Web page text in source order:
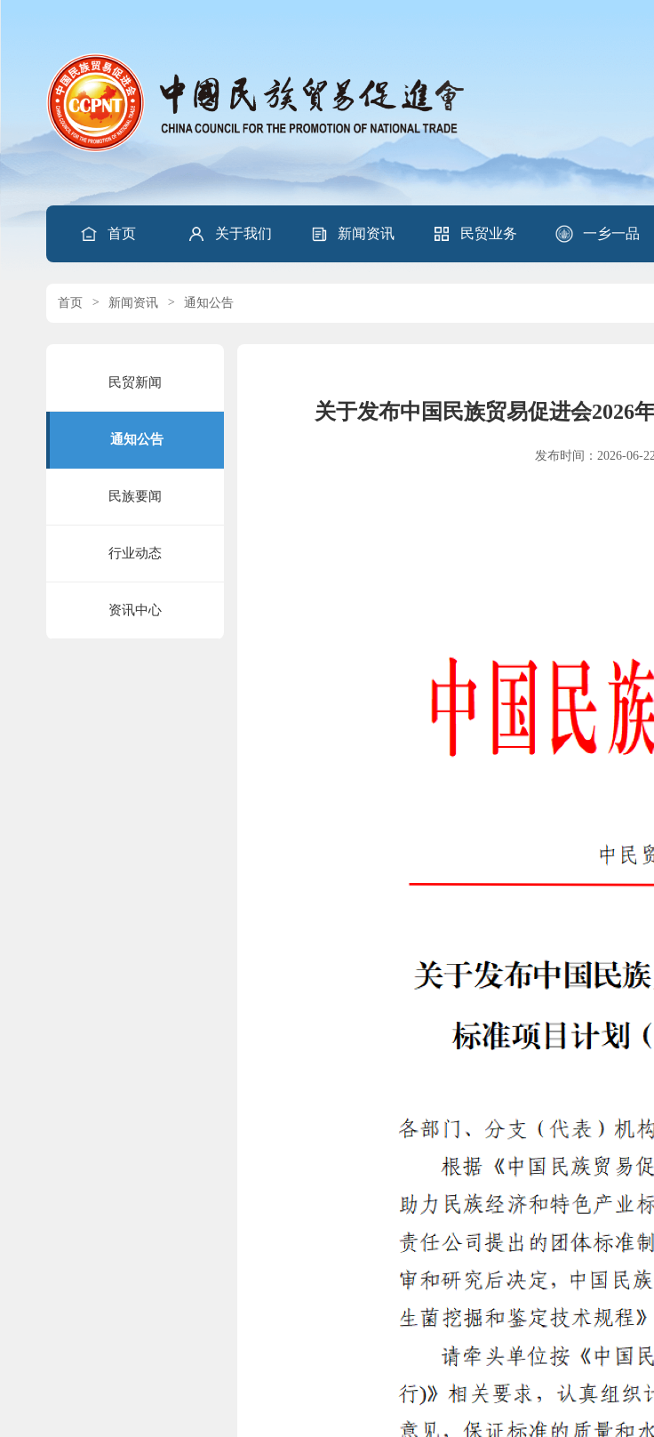
首页 关于我们 新闻资讯 民贸业务 一乡一品
首页 > 新闻资讯 > 通知公告
民贸新闻
通知公告
民族要闻
行业动态
资讯中心
关于发布中国民族贸易促进会2026
发布时间：2026-06-22